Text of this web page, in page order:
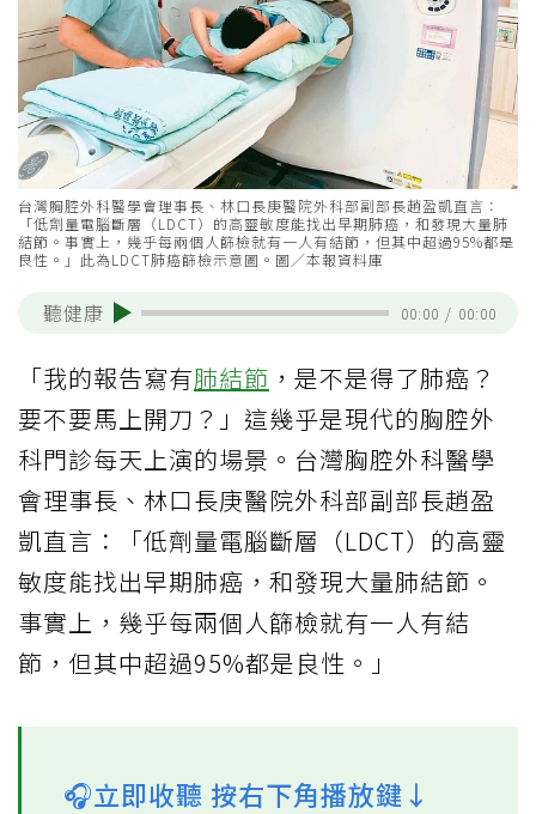
台灣胸腔外科醫學會理事長、林口長庚醫院外科部副部長趙盈凱直言：
「低劑量電腦斷層（LDCT）的高靈敏度能找出早期肺癌，和發現大量肺
結節。事實上，幾乎每兩個人篩檢就有一人有結節，但其中超過95%都是
良性。」此為LDCT肺癌篩檢示意圖。圖／本報資料庫
聽健康 00:00 / 00:00
「我的報告寫有肺結節 ，是不是得了肺癌？
要不要馬上開刀？」這幾乎是現代的胸腔外
科門診每天上演的場景。台灣胸腔外科醫學
會理事長、林口長庚醫院外科部副部長趙盈
凱直言：「低劑量電腦斷層（LDCT）的高靈
敏度能找出早期肺癌，和發現大量肺結節。
事實上，幾乎每兩個人篩檢就有一人有結
節，但其中超過95%都是良性。」
🎧立即收聽 按右下角播放鍵↓